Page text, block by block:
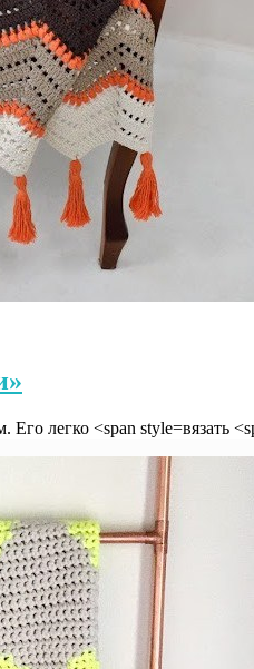
легко <span style=вязать